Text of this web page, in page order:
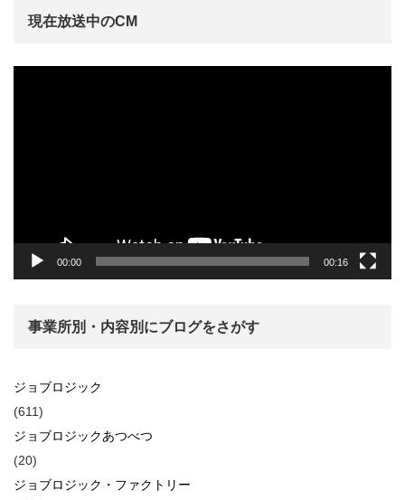
現在放送中のCM
00:00 00:16
事業所別・内容別にブログをさがす
ジョブロジック
(611)
ジョブロジックあつべつ
(20)
ジョブロジック・ファクトリー